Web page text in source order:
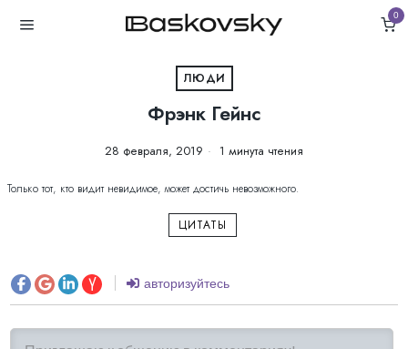
0
ЛЮДИ
Фрэнк Гейнс
28 февраля, 2019 1 минута чтения
Только тот, кто видит невидимое, может достичь невозможного.
ЦИТАТЫ
авторизуйтесь